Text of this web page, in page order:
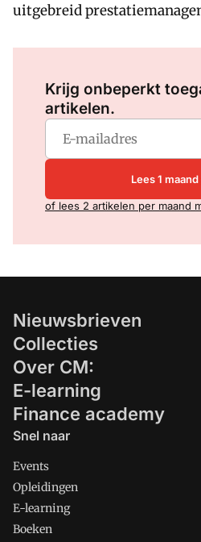
uitgebreid
Krijg onbeperkt
artikelen.
Lees 1
of lees 2 artikelen per maand
Nieuwsbrieven
Collecties
Over CM:
E-learning
Finance academy
Snel naar
Events
Opleidingen
E-learning
Boeken